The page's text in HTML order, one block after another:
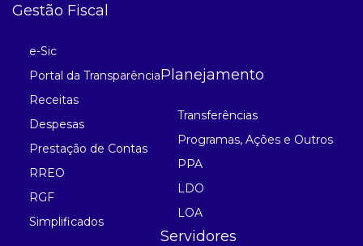
Gestão Fiscal
e-Sic
Portal da Transparência
Receitas
Despesas
Prestação de Contas
RREO
RGF
Simplificados
Planejamento
Transferências
Programas, Ações e Outros
PPA
LDO
LOA
Servidores